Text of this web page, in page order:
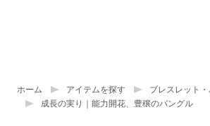
ホーム アイテムを探す
ブレスレット
成長の実り｜能力開花、豊穣のバングル